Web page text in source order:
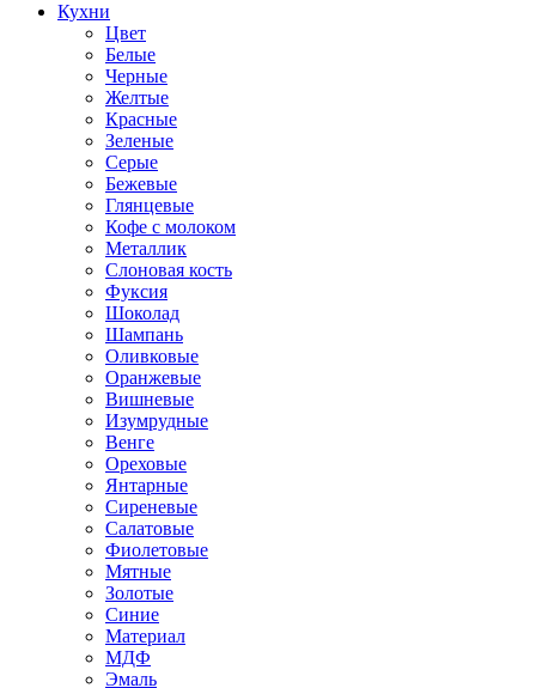
Кухни
Цвет
Белые
Черные
Желтые
Красные
Зеленые
Серые
Бежевые
Глянцевые
Кофе с молоком
Металлик
Слоновая кость
Фуксия
Шоколад
Шампань
Оливковые
Оранжевые
Вишневые
Изумрудные
Венге
Ореховые
Янтарные
Сиреневые
Салатовые
Фиолетовые
Мятные
Золотые
Синие
Материал
МДФ
Эмаль